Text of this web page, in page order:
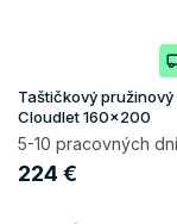
Taštičkový pružinový
Cloudlet 160x200
5-10 pracovných dní
224 €